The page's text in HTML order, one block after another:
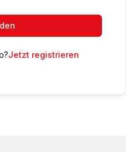
Jetzt registrieren